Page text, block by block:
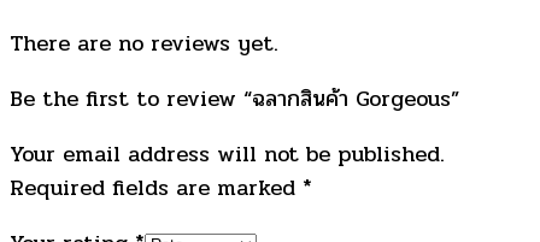
There are no reviews yet.
Be the first to review “ฉลากสินค้า Gorgeous”
Your email address will not be published.
Required fields are marked *